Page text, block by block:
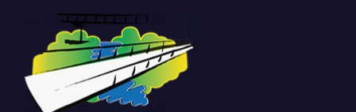
contenido